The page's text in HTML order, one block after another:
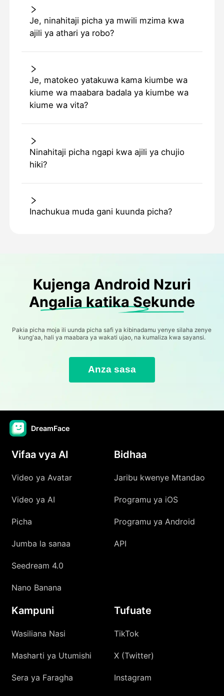
Je, ninahitaji picha ya mwili mzima kwa
ajili ya athari ya robo?
Je, matokeo yatakuwa kama kiumbe wa
kiume wa maabara badala ya kiumbe wa
kiume wa vita?
Ninahitaji picha ngapi kwa ajili ya chujio
hiki?
Inachukua muda gani kuunda picha?
Kujenga Android Nzuri
Angalia katika Sekunde
Pakia picha moja ili uunda picha safi ya kibinadamu yenye silaha zenye
kung'aa, hali ya maabara ya wakati ujao, na kumaliza kwa sayansi.
Anza sasa
DreamFace
Vifaa vya AI
Video ya Avatar
Video ya AI
Picha
Jumba la sanaa
Seedream 4.0
Nano Banana
Bidhaa
Jaribu kwenye Mtandao
Programu ya iOS
Programu ya Android
API
Kampuni
Wasiliana Nasi
Masharti ya Utumishi
Sera ya Faragha
Tufuate
TikTok
X (Twitter)
Instagram